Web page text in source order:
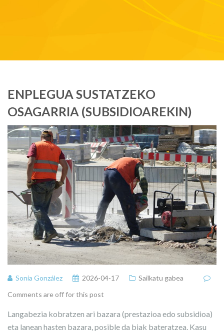
ENPLEGUA SUSTATZEKO
OSAGARRIA (SUBSIDIOAREKIN)
Sonia González 2026-04-17
Sailkatu gabea
Comments are off for this post
Langabezia kobratzen ari bazara (prestazioa edo subsidioa)
eta lanean hasten bazara, posible da biak bateratzea. Kasu